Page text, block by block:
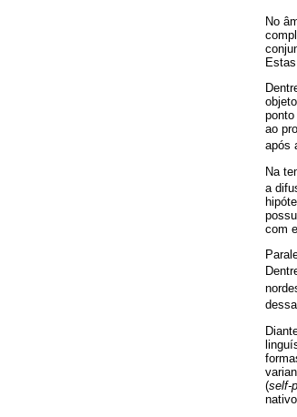
No
ao
após
Na
a
com
(self-